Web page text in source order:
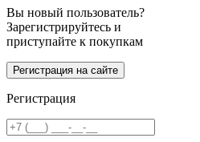
Вы новый пользователь?
Зарегистрируйтесь и
приступайте к покупкам
Регистрация